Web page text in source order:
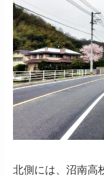
北側には、沼南高